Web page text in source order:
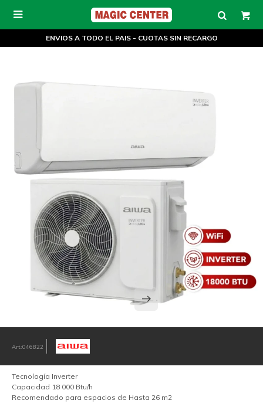

ENVIOS A TODO EL PAIS - CUOTAS SIN RECARGO
046822
Tecnología Inverter
Capacidad 18 000 Btu/h
Recomendado para espacios de Hasta 26 m2